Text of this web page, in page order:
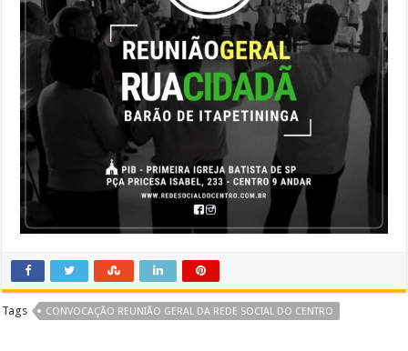
Tags CONVOCAÇÃO REUNIÃO GERAL DA REDE SOCIAL DO CENTRO